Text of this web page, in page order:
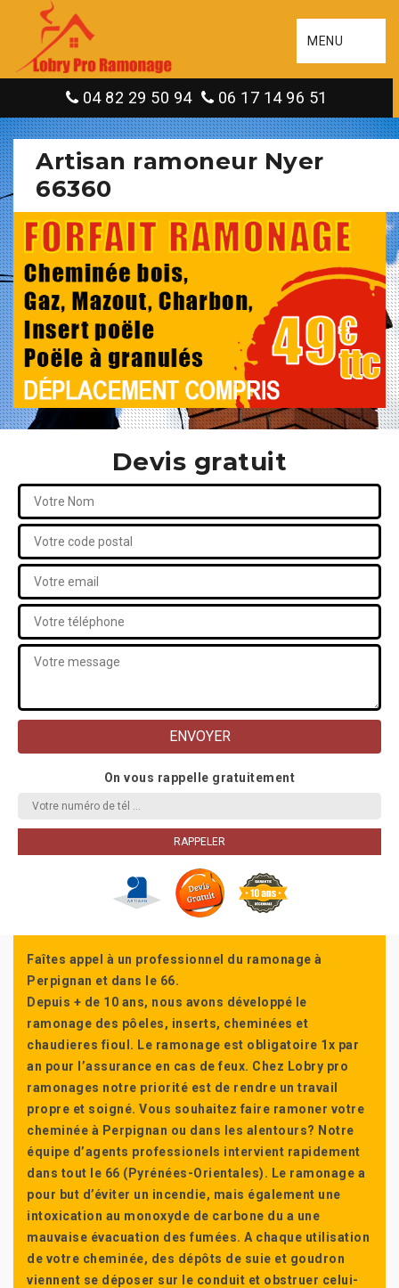
MENU
04 82 29 50 94 06 17 14 96 51
Artisan ramoneur Nyer
66360
Devis gratuit
On vous rappelle gratuitement
Faîtes appel à un professionnel du ramonage à
Perpignan et dans le 66.
Depuis + de 10 ans, nous avons développé le
ramonage des pôeles, inserts, cheminées et
chaudieres fioul. Le ramonage est obligatoire 1x par
an pour l’assurance en cas de feux. Chez Lobry pro
ramonages notre priorité est de rendre un travail
propre et soigné. Vous souhaitez faire ramoner votre
cheminée à Perpignan ou dans les alentours? Notre
équipe d’agents professionels intervient rapidement
dans tout le 66 (Pyrénées-Orientales). Le ramonage a
pour but d’éviter un incendie, mais également une
intoxication au monoxyde de carbone du a une
mauvaise évacuation des fumées. A chaque utilisation
de votre cheminée, des dépôts de suie et goudron
viennent se déposer sur le conduit et obstruer celui-